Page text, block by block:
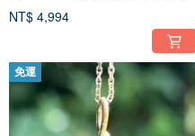
NT$ 4,994
免運